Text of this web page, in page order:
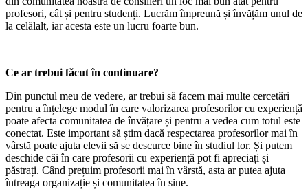
profesori, cât și pentru studenți. Lucrăm împreună și învățăm unul de
la celălalt, iar acesta este un lucru foarte bun.
Ce ar trebui făcut în continuare?
Din punctul meu de vedere, ar trebui să facem mai multe cercetări
pentru a înțelege modul în care valorizarea profesorilor cu experiență
poate afecta comunitatea de învățare și pentru a vedea cum totul este
conectat. Este important să știm dacă respectarea profesorilor mai în
vârstă poate ajuta elevii să se descurce bine în studiul lor. Și putem
deschide căi în care profesorii cu experiență pot fi apreciați și
păstrați. Când prețuim profesorii mai în vârstă, asta ar putea ajuta
întreaga organizație și comunitatea în sine.